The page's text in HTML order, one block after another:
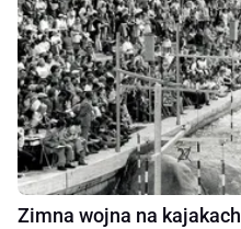
Zimna wojna na kajakach